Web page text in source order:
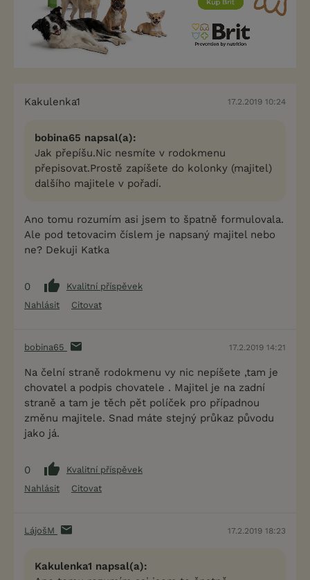
Kakulenka1 17.2.2019 10:24
bobina65 napsal(a):
Jak přepíšu.Nic nesmíte v rodokmenu
přepisovat.Prostě zapíšete do kolonky (majitel)
dalšího majitele v pořadí.
Ano tomu rozumím asi jsem to špatně formulovala.
Ale pod tetovacim číslem je napsaný majitel nebo
ne? Dekuji Katka
0
Kvalitní příspěvek
Nahlásit
Citovat
bobina65 17.2.2019 14:21
Na čelní straně rodokmenu vy nic nepíšete ,tam je
chovatel a podpis chovatele . Majitel je na zadní
straně a tam je těch pět políček pro případnou
změnu majitele. Snad máte stejný průkaz původu
jako já.
0
Kvalitní příspěvek
Nahlásit
Citovat
LájošM 17.2.2019 18:23
Kakulenka1 napsal(a):